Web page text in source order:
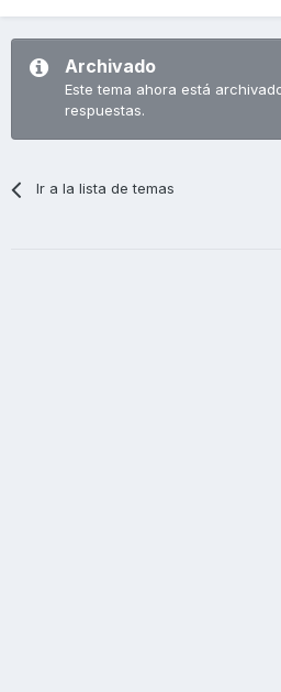
Archivado
Este tema ahora está
respuestas.
Ir a la lista de temas